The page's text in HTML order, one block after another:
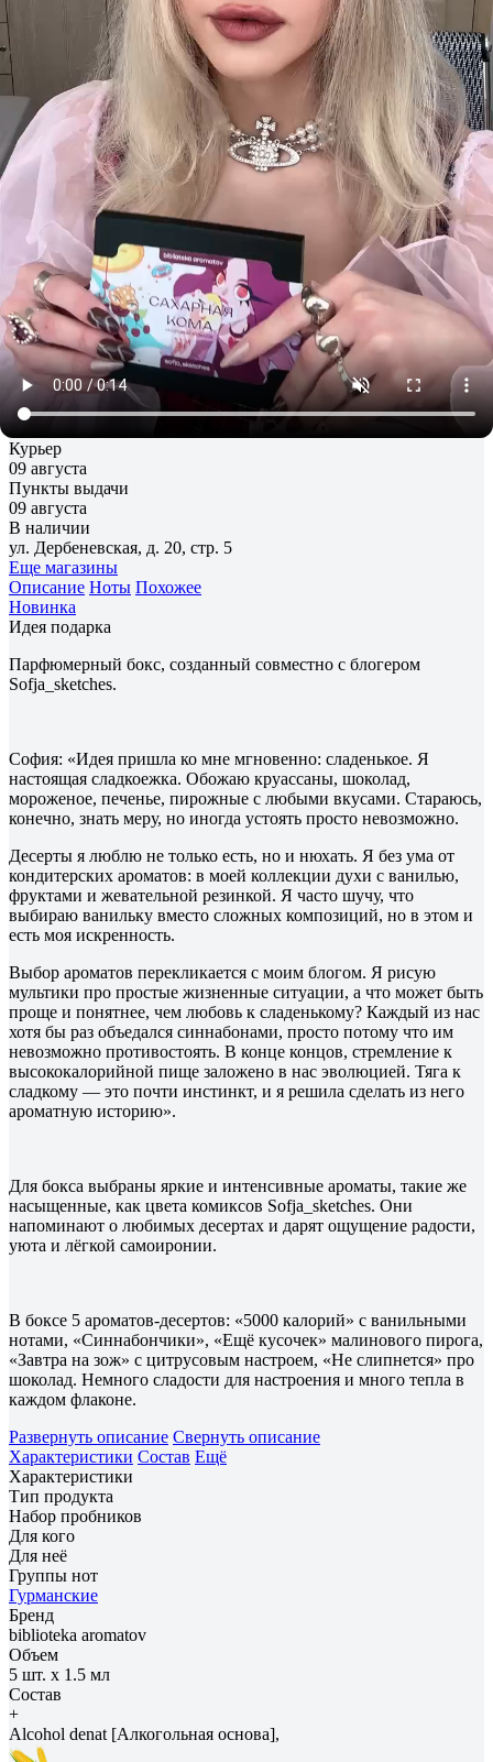
(Блогер Sofja_sketches) /Box
«Sugar Coma» (By Blogger
Sofja_sketches)
1 250 ₽
+ 38 бонусов
Войти
и купить дешевле
1 250 ₽
Войти и купить дешевле
МоскваИзменить
Бесплатно из шоурума
Курьер
09 августа
Пункты выдачи
09 августа
В наличии
ул. Дербеневская, д. 20, стр. 5
Еще магазины
Описание Ноты Похожее
Новинка
Идея подарка
Парфюмерный бокс, созданный совместно с блогером
Sofja_sketches.
София: «Идея пришла ко мне мгновенно: сладенькое. Я
настоящая сладкоежка. Обожаю круассаны, шоколад,
мороженое, печенье, пирожные с любыми вкусами. Стараюсь,
конечно, знать меру, но иногда устоять просто невозможно.
Десерты я люблю не только есть, но и нюхать. Я без ума от
кондитерских ароматов: в моей коллекции духи с ванилью,
фруктами и жевательной резинкой. Я часто шучу, что
выбираю ванильку вместо сложных композиций, но в этом и
есть моя искренность.
Выбор ароматов перекликается с моим блогом. Я рисую
мультики про простые жизненные ситуации, а что может быть
проще и понятнее, чем любовь к сладенькому? Каждый из нас
хотя бы раз объедался синнабонами, просто потому что им
невозможно противостоять. В конце концов, стремление к
высококалорийной пище заложено в нас эволюцией. Тяга к
сладкому — это почти инстинкт, и я решила сделать из него
ароматную историю».
Для бокса выбраны яркие и интенсивные ароматы, такие же
насыщенные, как цвета комиксов Sofja_sketches. Они
напоминают о любимых десертах и дарят ощущение радости,
уюта и лёгкой самоиронии.
В боксе 5 ароматов-десертов: «5000 калорий» с ванильными
нотами, «Синнабончики», «Ещё кусочек» малинового пирога,
«Завтра на зож» с цитрусовым настроем, «Не слипнется» про
шоколад. Немного сладости для настроения и много тепла в
каждом флаконе.
Развернуть описание Свернуть описание
Характеристики Состав Ещё
Характеристики
Тип продукта
Набор пробников
Для кого
Для неё
Группы нот
Гурманские
Бренд
biblioteka aromatov
Объем
5 шт. х 1.5 мл
Состав
+
Alcohol denat [Алкогольная основа],